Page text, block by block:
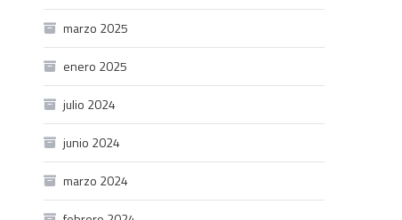
marzo 2025
enero 2025
julio 2024
junio 2024
marzo 2024